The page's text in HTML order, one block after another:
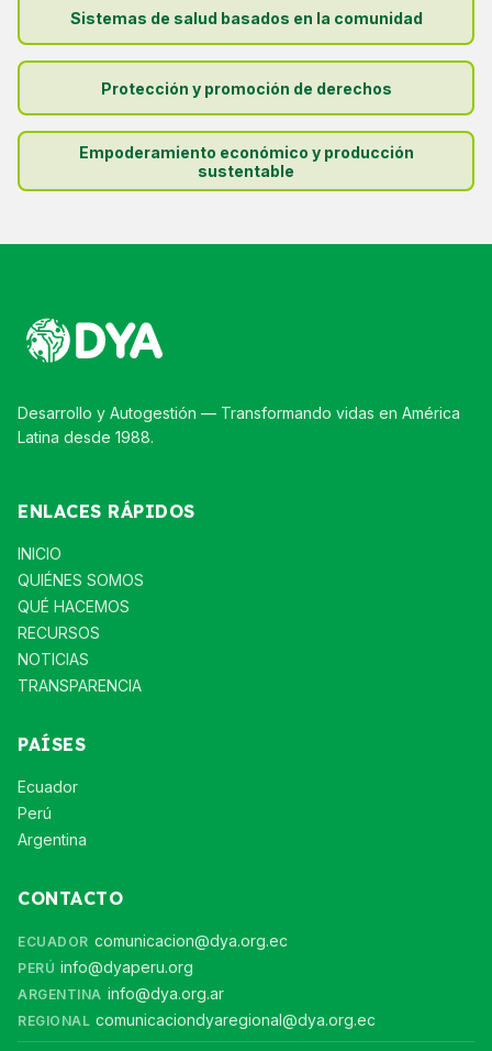
Sistemas de salud basados en la comunidad
Protección y promoción de derechos
Empoderamiento económico y producción
sustentable
Desarrollo y Autogestión — Transformando vidas en América
Latina desde 1988.
ENLACES RÁPIDOS
INICIO
QUIÉNES SOMOS
QUÉ HACEMOS
RECURSOS
NOTICIAS
TRANSPARENCIA
PAÍSES
Ecuador
Perú
Argentina
CONTACTO
ECUADOR comunicacion@dya.org.ec
PERÚ info@dyaperu.org
ARGENTINA info@dya.org.ar
REGIONAL comunicaciondyaregional@dya.org.ec